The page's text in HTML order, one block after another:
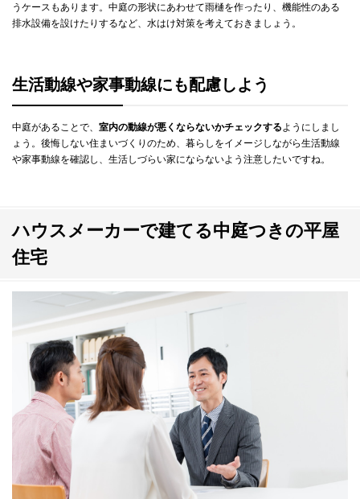
うケースもあります。中庭の形状にあわせて雨樋を作ったり、機能性のある
排水設備を設けたりするなど、水はけ対策を考えておきましょう。
生活動線や家事動線にも配慮しよう
中庭があることで、 室内の動線が悪くならないかチェックするようにしまし
ょう。後悔しない住まいづくりのため、暮らしをイメージしながら生活動線
や家事動線を確認し、生活しづらい家にならないよう注意したいですね。
ハウスメーカーで建てる中庭つきの平屋
住宅